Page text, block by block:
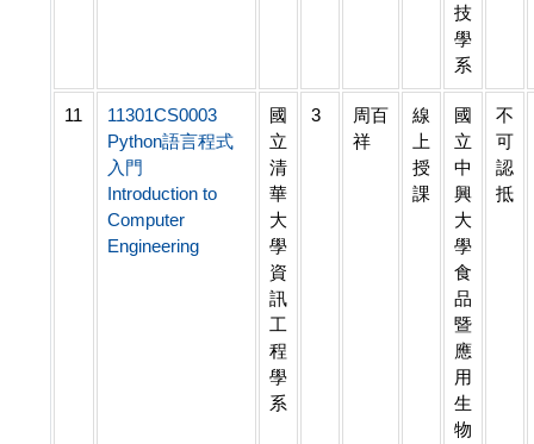
技
學
系
11
11301CS0003
Python語言程式
入門
Introduction to
Computer
Engineering
國
立
清
華
大
學
資
訊
工
程
學
系
3
周百
祥
線
上
授
課
國
立
中
興
大
學
食
品
暨
應
用
生
物
不
可
認
抵